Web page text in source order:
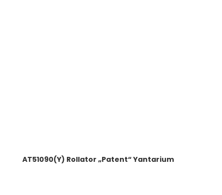
AT51090(Y) Rollator „Patent“ Yantarium